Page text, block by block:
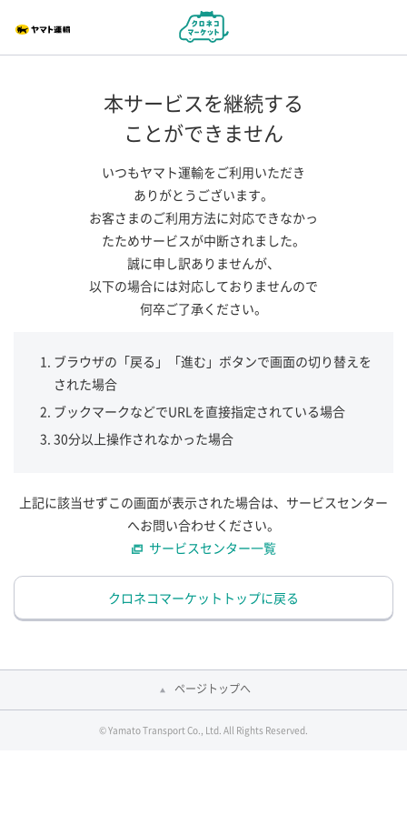
本サービスを継続する
ことができません
いつもヤマト運輸をご利用いただき
ありがとうございます。
お客さまのご利用方法に対応できなかっ
たためサービスが中断されました。
誠に申し訳ありませんが、
以下の場合には対応しておりませんので
何卒ご了承ください。
ブラウザの「戻る」「進む」ボタンで画面の切り替えを
された場合
ブックマークなどでURLを直接指定されている場合
30分以上操作されなかった場合
上記に該当せずこの画面が表示された場合は、サービスセンター
へお問い合わせください。
サービスセンター一覧
クロネコマーケットトップに戻る
ページトップへ
© Yamato Transport Co., Ltd. All Rights Reserved.